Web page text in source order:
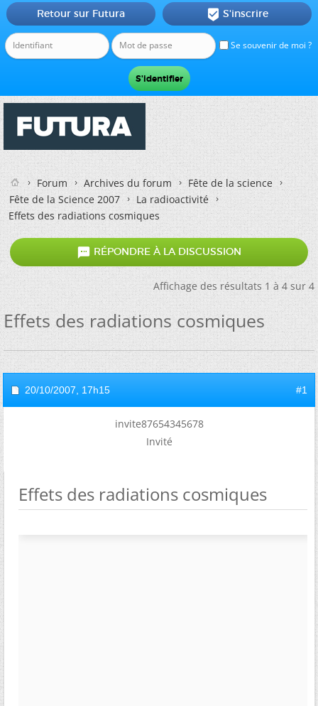
Se souvenir de moi ?
Retour sur Futura  S'inscrire
Forum Archives du forum
Fête de la science
Fête de la Science 2007
La radioactivité
Effets des radiations cosmiques
 RÉPONDRE À LA DISCUSSION
Affichage des résultats 1 à 4 sur 4
Effets des radiations cosmiques
20/10/2007, 17h15 #1
invite87654345678
Invité
Effets des radiations cosmiques